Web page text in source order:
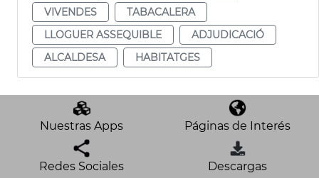
VIVENDES
TABACALERA
LLOGUER ASSEQUIBLE
ADJUDICACIÓ
ALCALDESA
HABITATGES
Nuestras Apps Páginas de Interés
Redes Sociales Descargas